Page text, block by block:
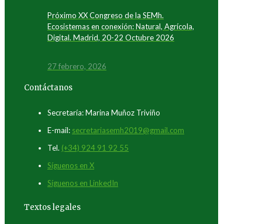
Próximo XX Congreso de la SEMh.
Ecosistemas en conexión: Natural, Agrícola,
Digital. Madrid, 20-22 Octubre 2026
27 febrero, 2026
Contáctanos
Secretaría: Marina Muñoz Triviño
E-mail: secretariasemh2019@gmail.com
Tel. (+34) 924 91 92 55
Síguenos en X
Síguenos en LinkedIn
Textos legales